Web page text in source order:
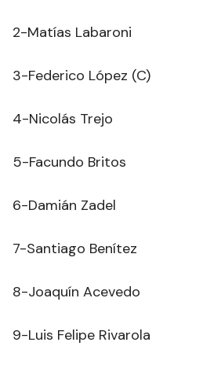
2-Matías Labaroni
3-Federico López (C)
4-Nicolás Trejo
5-Facundo Britos
6-Damián Zadel
7-Santiago Benítez
8-Joaquín Acevedo
9-Luis Felipe Rivarola